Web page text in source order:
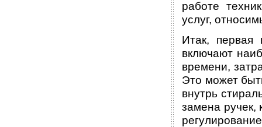
работе
услуг,
Итак, первая
включают
времени,
Это может
внутрь
замена ручек,